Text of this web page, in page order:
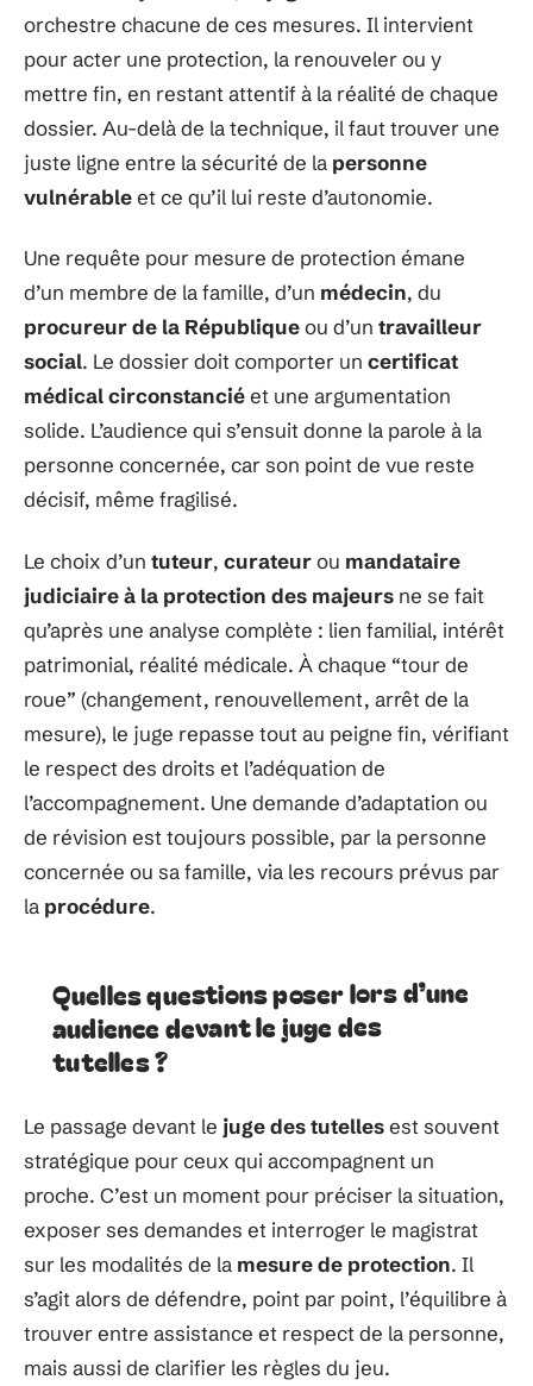
orchestre chacune de ces mesures. Il intervient
pour acter une protection, la renouveler ou y
mettre fin, en restant attentif à la réalité de chaque
dossier. Au-delà de la technique, il faut trouver une
juste ligne entre la sécurité de la personne
vulnérableet ce qu’il lui reste d’autonomie.
Une requête pour mesure de protection émane
d’un membre de la famille, d’un médecin, du
procureur de la Républiqueou d’un travailleur
social. Le dossier doit comporter un certificat
médical circonstanciéet une argumentation
solide. L’audience qui s’ensuit donne la parole à la
personne concernée, car son point de vue reste
décisif, même fragilisé.
Le choix d’un tuteur, curateurou mandataire
judiciaire à la protection des majeurs ne se fait
qu’après une analyse complète : lien familial, intérêt
patrimonial, réalité médicale. À chaque “tour de
roue” (changement, renouvellement, arrêt de la
mesure), le juge repasse tout au peigne fin, vérifiant
le respect des droits et l’adéquation de
l’accompagnement. Une demande d’adaptation ou
de révision est toujours possible, par la personne
concernée ou sa famille, via les recours prévus par
la procédure.
Quelles questions poser lors d’une
audience devant le juge des
tutelles ?
Le passage devant le juge des tutellesest souvent
stratégique pour ceux qui accompagnent un
proche. C’est un moment pour préciser la situation,
exposer ses demandes et interroger le magistrat
sur les modalités de la mesure de protection. Il
s’agit alors de défendre, point par point, l’équilibre à
trouver entre assistance et respect de la personne,
mais aussi de clarifier les règles du jeu.